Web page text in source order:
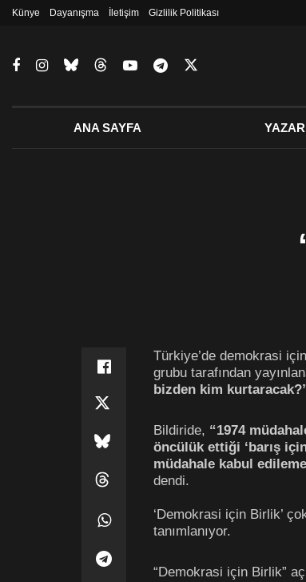
Künye Dayanışma İletişim Gizlilik Politikası
ANA SAYFA
Türkiye’de demokrasi
grubu tarafından
bizden kim
Bildiride, “1974
öncülük ettiği ‘barış
müdahale kabul
dendi.
‘Demokrasi için Birlik’
tanımlanıyor.
“Demokrasi için Birlik”